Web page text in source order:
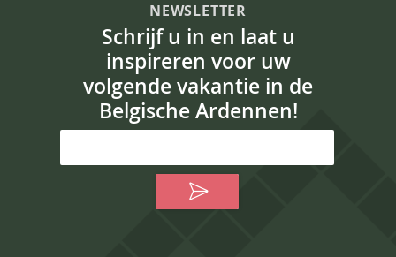
NEWSLETTER
Schrijf u in en laat u
inspireren voor uw
volgende vakantie in de
Belgische Ardennen!